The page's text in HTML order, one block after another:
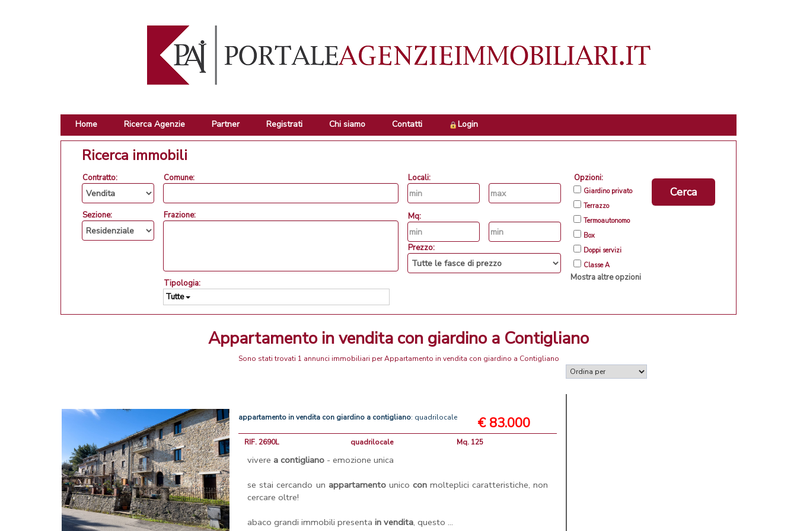
Home Ricerca Agenzie Partner Registrati Chi siamo Contatti Login
Ricerca immobili
Contratto:
Sezione:
Comune:
Frazione:
Tipologia:
Tutte
Locali:
Mq:
Prezzo:
Opzioni:
Giardino privato
Terrazzo
Termoautonomo
Box
Doppi servizi
Classe A
Mostra altre opzioni
Cerca
Appartamento in vendita con giardino a Contigliano
Sono stati trovati 1 annunci immobiliari per Appartamento in vendita con giardino a Contigliano
appartamento in vendita con giardino a contigliano: quadrilocale € 83.000
RIF. 2690L quadrilocale Mq. 125
vivere a contigliano - emozione unica
se stai cercando un appartamentounico conmolteplici caratteristiche, non
cercare oltre!
abaco grandi immobili presentain vendita, questo ...